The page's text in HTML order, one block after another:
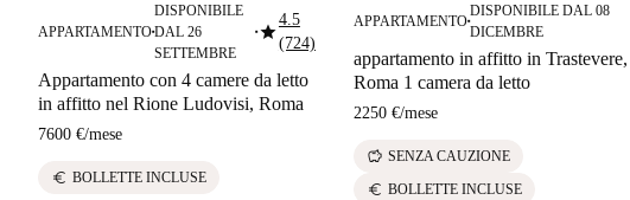
APPARTAMENTO■
DISPONIBILE
DAL 26
SETTEMBRE
■star4.5
(724)
Appartamento con 4 camere da letto
in affitto nel Rione Ludovisi, Roma
7600 €/mese
euro BOLLETTE INCLUSE
APPARTAMENTO■
DISPONIBILE DAL 08
DICEMBRE
appartamento in affitto in Trastevere,
Roma 1 camera da letto
2250 €/mese
savings SENZA CAUZIONE
euro BOLLETTE INCLUSE